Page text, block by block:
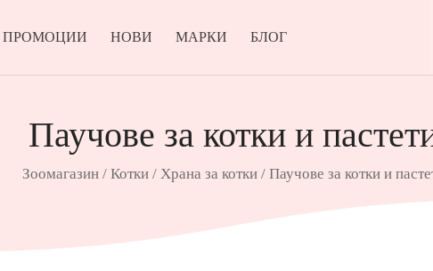
ПРОМОЦИИ НОВИ МАРКИ БЛОГ
Паучове за котки и
Зоомагазин/ Котки/ Храна за котки/ Паучове за котки и